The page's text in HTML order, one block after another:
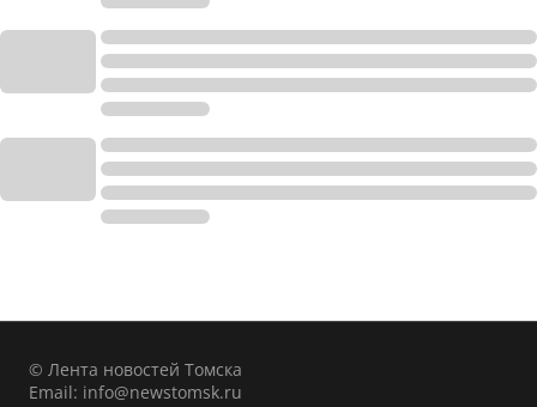
© Лента новостей Томска
Email: info@newstomsk.ru